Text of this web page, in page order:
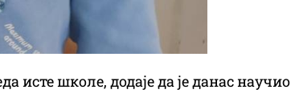
исте школе, додаје да је данас научио